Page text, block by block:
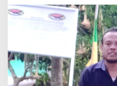
s
M
a
n
g
g
l